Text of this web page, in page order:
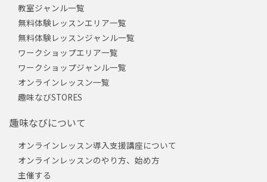
教室ジャンル一覧
無料体験レッスンエリア一覧
無料体験レッスンジャンル一覧
ワークショップエリア一覧
ワークショップジャンル一覧
オンラインレッスン一覧
趣味なびSTORES
趣味なびについて
オンラインレッスン導入支援講座について
オンラインレッスンのやり方、始め方
主催する